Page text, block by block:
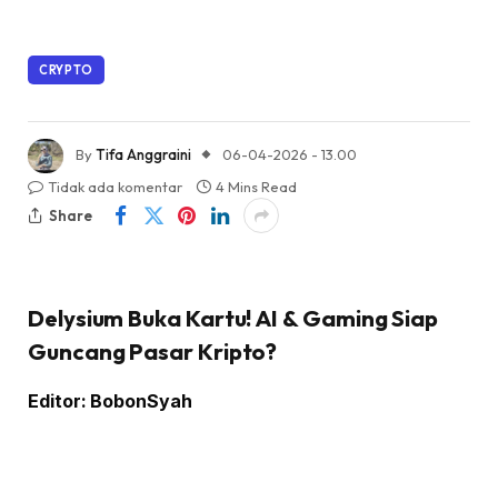
CRYPTO
ByTifa Anggraini
06-04-2026 - 13.00
Tidak ada komentar
4 Mins Read
Share
Delysium Buka Kartu! AI & Gaming Siap
Guncang Pasar Kripto?
Editor: BobonSyah